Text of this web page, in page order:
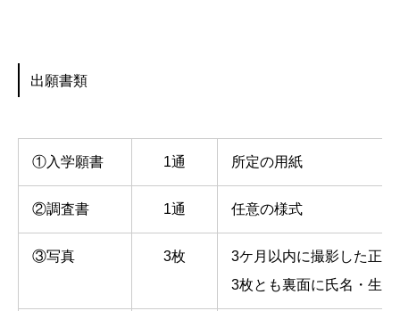
出願書類
①入学願書 1通 所定の用紙
②調査書 1通 任意の様式
③写真 3枚
3ケ月以内に撮影した正
3枚とも裏面に氏名・生